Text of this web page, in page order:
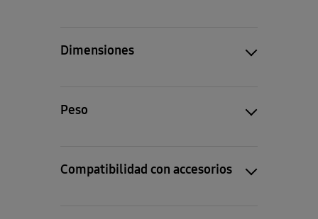
Dimensiones
Peso
Compatibilidad con accesorios